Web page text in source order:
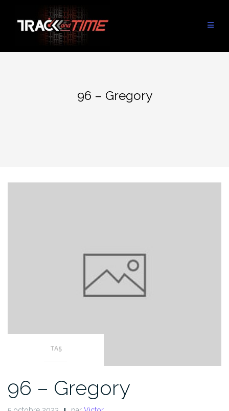
contenu
96 – Gregory
TA5
96 – Gregory